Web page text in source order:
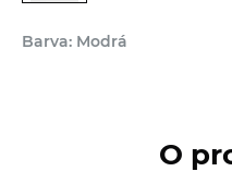
Barva: Modrá
O